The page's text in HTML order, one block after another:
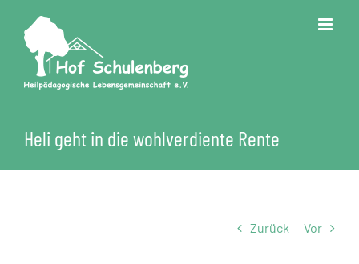
Inhalt
springen
Heli geht in die wohlverdiente Rente
Zurück Vor